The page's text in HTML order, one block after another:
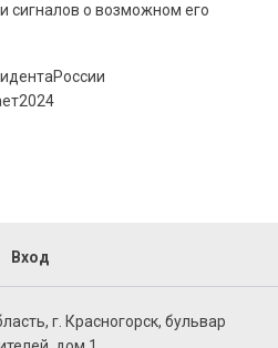
сигналов о возможном его
Вход
г. Красногорск, бульвар